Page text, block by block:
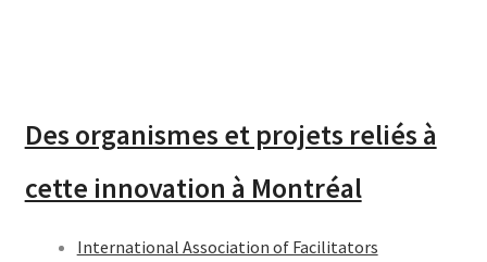
Des organismes et projets reliés à
cette innovation à Montréal
International Association of Facilitators